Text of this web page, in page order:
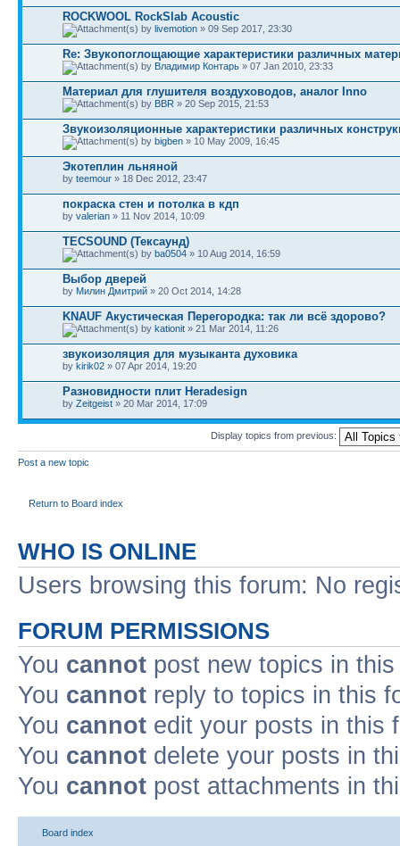
ROCKWOOL RockSlab Acoustic
by livemotion » 09 Sep 2017, 23:30
Re: Звукопоглощающие характеристики различных
by Владимир Контарь » 07 Jan 2010, 23:33
Материал для глушителя воздуховодов, аналог Inno
by BBR » 20 Sep 2015, 21:53
Звукоизоляционные характеристики различных
by bigben » 10 May 2009, 16:45
Экотеплин льняной
by teemour » 18 Dec 2012, 23:47
покраска стен и потолка в кдп
by valerian » 11 Nov 2014, 10:09
TECSOUND (Тексаунд)
by ba0504 » 10 Aug 2014, 16:59
Выбор дверей
by Милин Дмитрий » 20 Oct 2014, 14:28
KNAUF Акустическая Перегородка: так ли всё здорово?
by kationit » 21 Mar 2014, 11:26
звукоизоляция для музыканта духовика
by kirik02 » 07 Apr 2014, 19:20
Разновидности плит Heradesign
by Zeitgeist » 20 Mar 2014, 17:09
Display topics from previous:
Post a new topic
Return to Board index
WHO IS ONLINE
Users browsing this forum: No
FORUM PERMISSIONS
You cannot post new topics in
You cannot reply to topics in this
You cannot edit your posts in this
You cannot delete your posts in
You cannot post attachments in
Board index